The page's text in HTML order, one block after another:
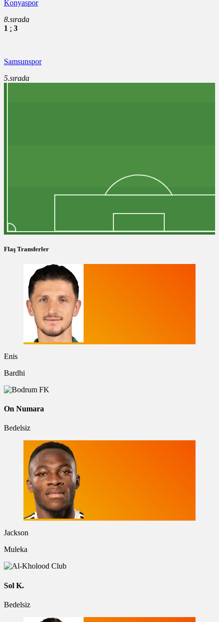
Konyaspor
8.sırada
1 : 3
Samsunspor
5.sırada
Flaş Transferler
Enis
Bardhi
On Numara
Bedelsiz
Jackson
Muleka
Sol K.
Bedelsiz